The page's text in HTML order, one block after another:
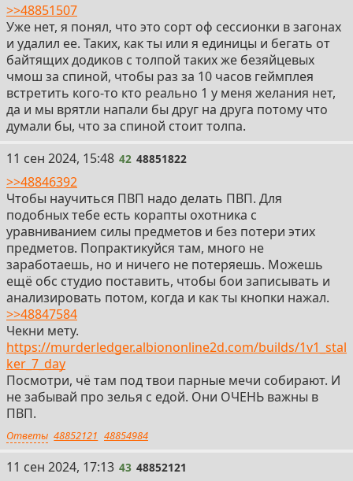
>>48851507
Уже нет, я понял, что это сорт оф сессионки в загонах
и удалил ее. Таких, как ты или я единицы и бегать от
байтящих додиков с толпой таких же безяйцевых
чмош за спиной, чтобы раз за 10 часов геймплея
встретить кого-то кто реально 1 у меня желания нет,
да и мы врятли напали бы друг на друга потому что
думали бы, что за спиной стоит толпа.
42
11 сен 2024, 15:48 42 48851822
>>48846392
Чтобы научиться ПВП надо делать ПВП. Для
подобных тебе есть корапты охотника с
уравниванием силы предметов и без потери этих
предметов. Попрактикуйся там, много не
заработаешь, но и ничего не потеряешь. Можешь
ещё обс студио поставить, чтобы бои записывать и
анализировать потом, когда и как ты кнопки нажал.
>>48847584
Чекни мету.
https://murderledger.albiononline2d.com/builds/1v1_stal
ker_7_day
Посмотри, чё там под твои парные мечи собирают. И
не забывай про зелья с едой. Они ОЧЕНЬ важны в
ПВП.
Ответы 48852121 48854984
43
11 сен 2024, 17:13 43 48852121